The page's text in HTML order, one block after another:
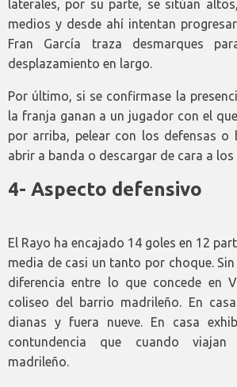
laterales, por su parte, se sitúan
medios y desde ahí intentan
Fran García traza desmarques
desplazamiento en largo.
Por último, si se confirmase la
la franja ganan a un jugador con el
por arriba, pelear con los defensas o
abrir a banda o descargar de cara a
4- Aspecto defensivo
El Rayo ha encajado 14 goles en 12
media de casi un tanto por choque.
diferencia entre lo que concede en
coliseo del barrio madrileño. En
dianas y fuera nueve. En casa
contundencia que cuando
madrileño.